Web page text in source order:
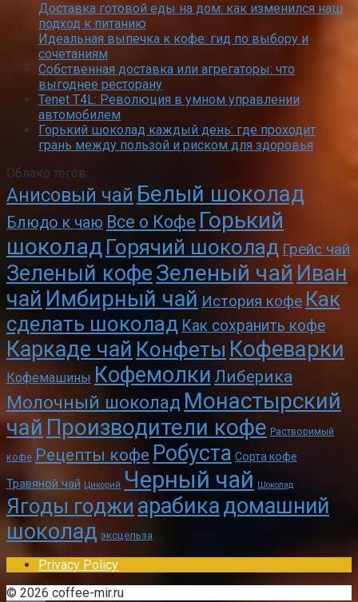
Доставка готовой еды на дом: как изменился наш
подход к питанию
Идеальная выпечка к кофе: гид по выбору и
сочетаниям
Собственная доставка или агрегаторы: что
выгоднее ресторану
Tenet T4L: Революция в умном управлении
автомобилем
Горький шоколад каждый день: где проходит
грань между пользой и риском для здоровья
Облако тегов
Анисовый чай Белый шоколад
Блюдо к чаю Все о Кофе Горький
шоколад Горячий шоколад Грейс чай
Зеленый кофеЗеленый чай Иван
чай Имбирный чай История кофе Как
сделать шоколад Как сохранить кофе
Каркаде чай Конфеты Кофеварки
Кофемашины Кофемолки Либерика
Молочный шоколад Монастырский
чай Производители кофе Растворимый
кофе Рецепты кофе Робуста Сорта кофе
Травяной чай Цикорий Черный чай Шоколад
Ягоды годжи арабикадомашний
шоколад эксцельза
Privacy Policy
© 2026 coffee-mir.ru